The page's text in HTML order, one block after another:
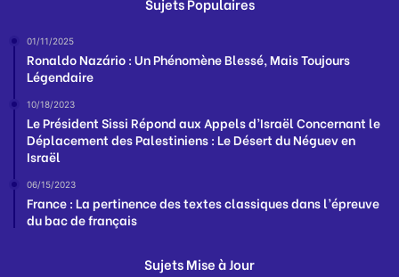
01/11/2025
Ronaldo Nazário : Un Phénomène Blessé, Mais Toujours
Légendaire
10/18/2023
Le Président Sissi Répond aux Appels d’Israël Concernant le
Déplacement des Palestiniens : Le Désert du Néguev en
Israël
06/15/2023
France : La pertinence des textes classiques dans l’épreuve
du bac de français
Sujets Mise à Jour